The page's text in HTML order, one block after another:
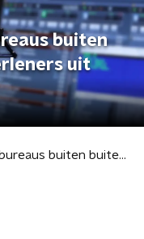
buiten
uit
Nederlandse zorgbureaus buiten buitenlandse zorgverleners uit